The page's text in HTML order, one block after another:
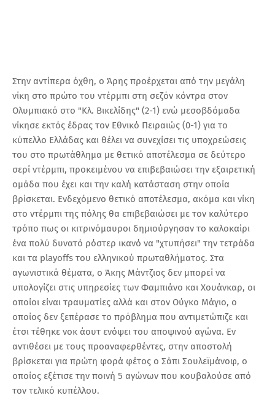
Στην αντίπερα όχθη, ο Άρης προέρχεται από την μεγάλη
νίκη στο πρώτο του ντέρμπι στη σεζόν κόντρα στον
Ολυμπιακό στο "Κλ. Βικελίδης" (2-1) ενώ μεσοβδόμαδα
νίκησε εκτός έδρας τον Εθνικό Πειραιώς (0-1) για το
κύπελλο Ελλάδας και θέλει να συνεχίσει τις υποχρεώσεις
του στο πρωτάθλημα με θετικό αποτέλεσμα σε δεύτερο
σερί ντέρμπι, προκειμένου να επιβεβαιώσει την εξαιρετική
ομάδα που έχει και την καλή κατάσταση στην οποία
βρίσκεται. Ενδεχόμενο θετικό αποτέλεσμα, ακόμα και νίκη
στο ντέρμπι της πόλης θα επιβεβαιώσει με τον καλύτερο
τρόπο πως οι κιτρινόμαυροι δημιούργησαν το καλοκαίρι
ένα πολύ δυνατό ρόστερ ικανό να "χτυπήσει" την τετράδα
και τα playoffs του ελληνικού πρωταθλήματος. Στα
αγωνιστικά θέματα, ο Άκης Μάντζιος δεν μπορεί να
υπολογίζει στις υπηρεσίες των Φαμπιάνο και Χουάνκαρ, οι
οποίοι είναι τραυματίες αλλά και στον Ούγκο Μάγιο, ο
οποίος δεν ξεπέρασε το πρόβλημα που αντιμετώπιζε και
έτσι τέθηκε νοκ άουτ ενόψει του αποψινού αγώνα. Εν
αντιθέσει με τους προαναφερθέντες, στην αποστολή
βρίσκεται για πρώτη φορά φέτος ο Σάπι Σουλεϊμάνοφ, ο
οποίος εξέτισε την ποινή 5 αγώνων που κουβαλούσε από
τον τελικό κυπέλλου.